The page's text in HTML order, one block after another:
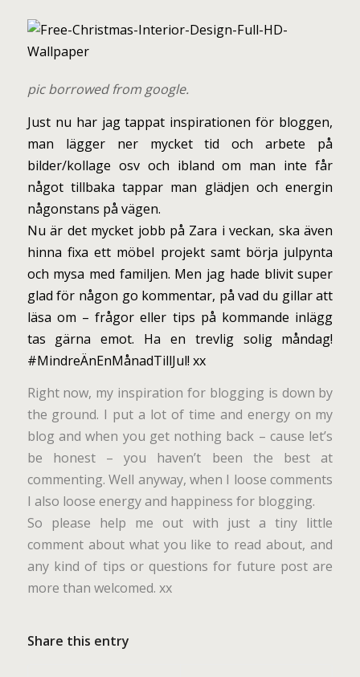
pic borrowed from google.
Just nu har jag tappat inspirationen för bloggen,
man lägger ner mycket tid och arbete på
bilder/kollage osv och ibland om man inte får
något tillbaka tappar man glädjen och energin
någonstans på vägen.
Nu är det mycket jobb på Zara i veckan, ska även
hinna fixa ett möbel projekt samt börja julpynta
och mysa med familjen. Men jag hade blivit super
glad för någon go kommentar, på vad du gillar att
läsa om – frågor eller tips på kommande inlägg
tas gärna emot. Ha en trevlig solig måndag!
#MindreÄnEnMånadTillJul! xx
Right now, my inspiration for blogging is down by
the ground. I put a lot of time and energy on my
blog and when you get nothing back – cause let’s
be honest – you haven’t been the best at
commenting. Well anyway, when I loose comments
I also loose energy and happiness for blogging.
So please help me out with just a tiny little
comment about what you like to read about, and
any kind of tips or questions for future post are
more than welcomed. xx
Share this entry